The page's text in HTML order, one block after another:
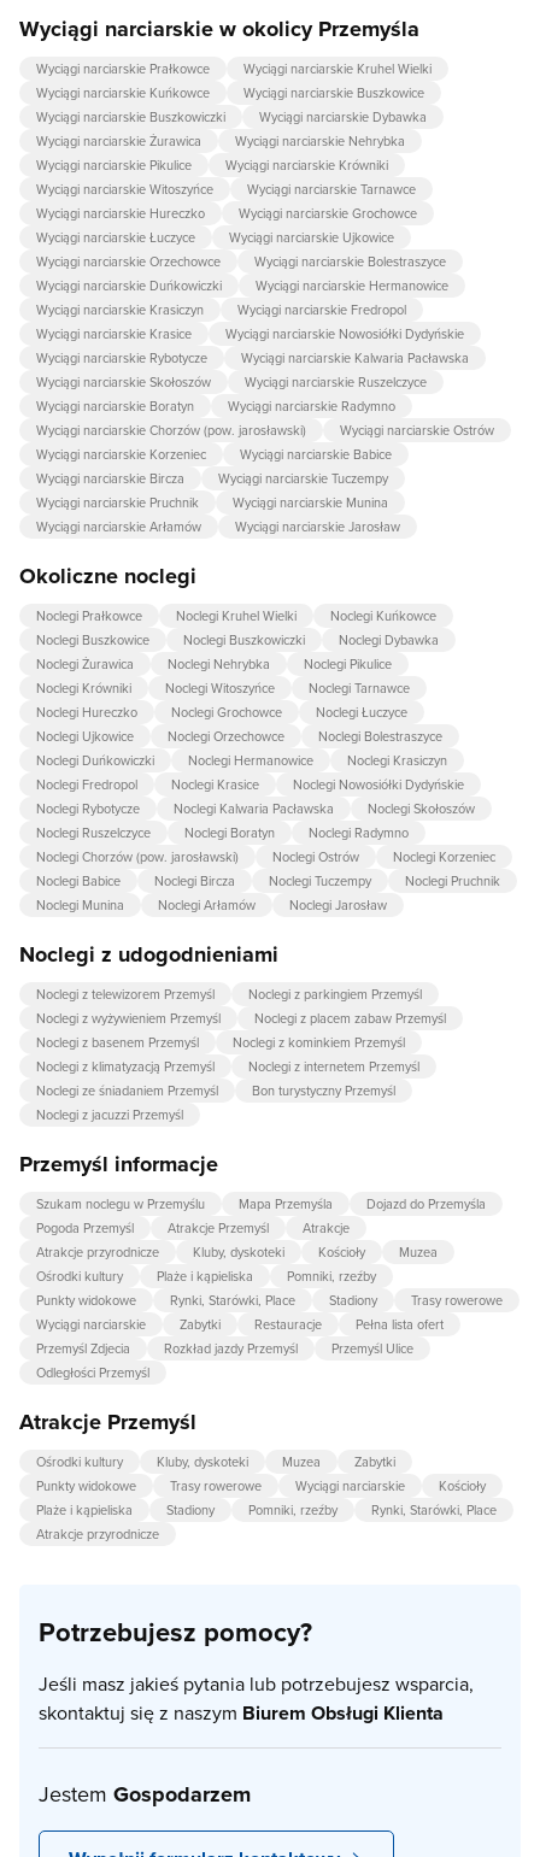
Wyciągi narciarskie w okolicy Przemyśla
Wyciągi narciarskie Prałkowce
Wyciągi narciarskie Kruhel Wielki
Wyciągi narciarskie Kuńkowce
Wyciągi narciarskie Buszkowice
Wyciągi narciarskie Buszkowiczki
Wyciągi narciarskie Dybawka
Wyciągi narciarskie Żurawica
Wyciągi narciarskie Nehrybka
Wyciągi narciarskie Pikulice
Wyciągi narciarskie Krówniki
Wyciągi narciarskie Witoszyńce
Wyciągi narciarskie Tarnawce
Wyciągi narciarskie Hureczko
Wyciągi narciarskie Grochowce
Wyciągi narciarskie Łuczyce
Wyciągi narciarskie Ujkowice
Wyciągi narciarskie Orzechowce
Wyciągi narciarskie Bolestraszyce
Wyciągi narciarskie Duńkowiczki
Wyciągi narciarskie Hermanowice
Wyciągi narciarskie Krasiczyn
Wyciągi narciarskie Fredropol
Wyciągi narciarskie Krasice
Wyciągi narciarskie Nowosiółki Dydyńskie
Wyciągi narciarskie Rybotycze
Wyciągi narciarskie Kalwaria Pacławska
Wyciągi narciarskie Skołoszów
Wyciągi narciarskie Ruszelczyce
Wyciągi narciarskie Boratyn
Wyciągi narciarskie Radymno
Wyciągi narciarskie Chorzów (pow. jarosławski)
Wyciągi narciarskie Ostrów
Wyciągi narciarskie Korzeniec
Wyciągi narciarskie Babice
Wyciągi narciarskie Bircza
Wyciągi narciarskie Tuczempy
Wyciągi narciarskie Pruchnik
Wyciągi narciarskie Munina
Wyciągi narciarskie Arłamów
Wyciągi narciarskie Jarosław
Okoliczne noclegi
Noclegi Prałkowce Noclegi Kruhel Wielki
Noclegi Kuńkowce
Noclegi Buszkowice
Noclegi Buszkowiczki
Noclegi Dybawka
Noclegi Żurawica
Noclegi Nehrybka
Noclegi Pikulice
Noclegi Krówniki
Noclegi Witoszyńce
Noclegi Tarnawce
Noclegi Hureczko
Noclegi Grochowce
Noclegi Łuczyce
Noclegi Ujkowice
Noclegi Orzechowce
Noclegi Bolestraszyce
Noclegi Duńkowiczki
Noclegi Hermanowice
Noclegi Krasiczyn
Noclegi Fredropol
Noclegi Krasice
Noclegi Nowosiółki Dydyńskie
Noclegi Rybotycze
Noclegi Kalwaria Pacławska
Noclegi Skołoszów
Noclegi Ruszelczyce
Noclegi Boratyn
Noclegi Radymno
Noclegi Chorzów (pow. jarosławski)
Noclegi Ostrów
Noclegi Korzeniec
Noclegi Babice
Noclegi Bircza Noclegi Tuczempy
Noclegi Pruchnik
Noclegi Munina
Noclegi Arłamów Noclegi Jarosław
Noclegi z udogodnieniami
Noclegi z telewizorem Przemyśl
Noclegi z parkingiem Przemyśl
Noclegi z wyżywieniem Przemyśl
Noclegi z placem zabaw Przemyśl
Noclegi z basenem Przemyśl
Noclegi z kominkiem Przemyśl
Noclegi z klimatyzacją Przemyśl
Noclegi z internetem Przemyśl
Noclegi ze śniadaniem Przemyśl
Bon turystyczny Przemyśl
Noclegi z jacuzzi Przemyśl
Przemyśl informacje
Szukam noclegu w Przemyślu Mapa Przemyśla
Dojazd do Przemyśla
Pogoda Przemyśl
Atrakcje Przemyśl
Atrakcje
Atrakcje przyrodnicze
Kluby, dyskoteki Kościoły
Muzea
Ośrodki kultury
Plaże i kąpieliska
Pomniki, rzeźby
Punkty widokowe
Rynki, Starówki, Place Stadiony
Trasy rowerowe
Wyciągi narciarskie
Zabytki Restauracje
Pełna lista ofert
Przemyśl Zdjecia
Rozkład jazdy Przemyśl
Przemyśl Ulice
Odległości Przemyśl
Atrakcje Przemyśl
Ośrodki kultury Kluby, dyskoteki Muzea
Zabytki
Punkty widokowe
Trasy rowerowe Wyciągi narciarskie
Kościoły
Plaże i kąpieliska
Stadiony Pomniki, rzeźby
Rynki, Starówki, Place
Atrakcje przyrodnicze
Potrzebujesz pomocy?
Jeśli masz jakieś pytania lub potrzebujesz wsparcia,
skontaktuj się z naszym Biurem Obsługi Klienta
Jestem Gospodarzem